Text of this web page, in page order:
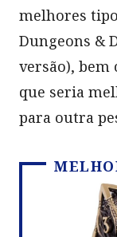
melhores
Dungeons &
versão), bem
que seria
para outra